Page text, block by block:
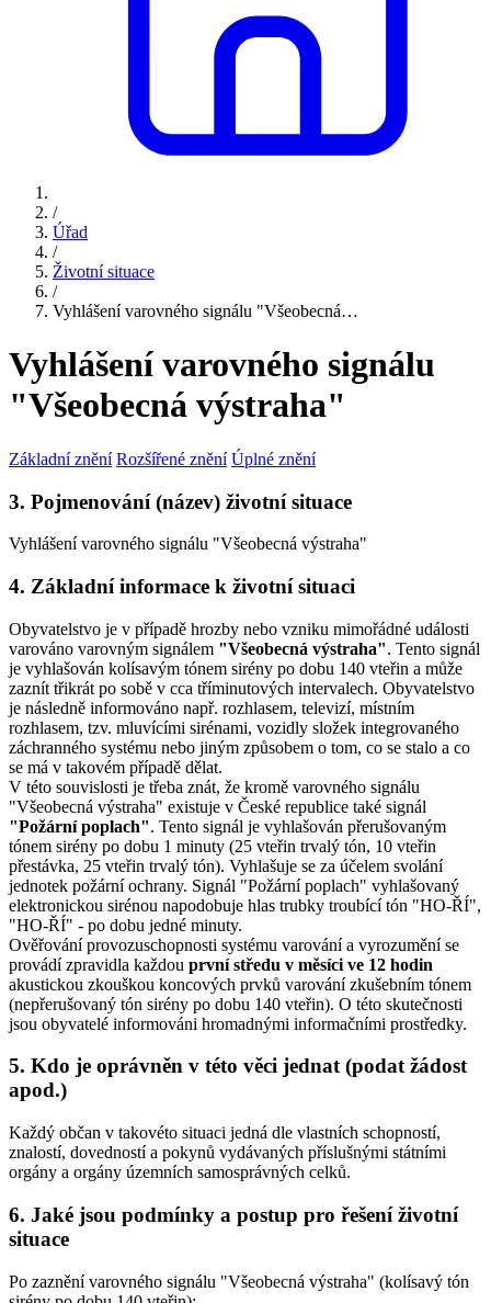
/
Úřad
/
Životní situace
/
Vyhlášení varovného signálu "Všeobecná…
Vyhlášení varovného signálu
"Všeobecná výstraha"
Základní znění Rozšířené znění Úplné znění
3. Pojmenování (název) životní situace
Vyhlášení varovného signálu "Všeobecná výstraha"
4. Základní informace k životní situaci
Obyvatelstvo je v případě hrozby nebo vzniku mimořádné události
varováno varovným signálem "Všeobecná výstraha". Tento signál
je vyhlašován kolísavým tónem sirény po dobu 140 vteřin a může
zaznít třikrát po sobě v cca tříminutových intervalech. Obyvatelstvo
je následně informováno např. rozhlasem, televizí, místním
rozhlasem, tzv. mluvícími sirénami, vozidly složek integrovaného
záchranného systému nebo jiným způsobem o tom, co se stalo a co
se má v takovém případě dělat.
V této souvislosti je třeba znát, že kromě varovného signálu
"Všeobecná výstraha" existuje v České republice také signál
"Požární poplach". Tento signál je vyhlašován přerušovaným
tónem sirény po dobu 1 minuty (25 vteřin trvalý tón, 10 vteřin
přestávka, 25 vteřin trvalý tón). Vyhlašuje se za účelem svolání
jednotek požární ochrany. Signál "Požární poplach" vyhlašovaný
elektronickou sirénou napodobuje hlas trubky troubící tón "HO-ŘÍ",
"HO-ŘÍ" - po dobu jedné minuty.
Ověřování provozuschopnosti systému varování a vyrozumění se
provádí zpravidla každou první středu v měsíci ve 12 hodin
akustickou zkouškou koncových prvků varování zkušebním tónem
(nepřerušovaný tón sirény po dobu 140 vteřin). O této skutečnosti
jsou obyvatelé informováni hromadnými informačními prostředky.
5. Kdo je oprávněn v této věci jednat (podat žádost
apod.)
Každý občan v takovéto situaci jedná dle vlastních schopností,
znalostí, dovedností a pokynů vydávaných příslušnými státními
orgány a orgány územních samosprávných celků.
6. Jaké jsou podmínky a postup pro řešení životní
situace
Po zaznění varovného signálu "Všeobecná výstraha" (kolísavý tón